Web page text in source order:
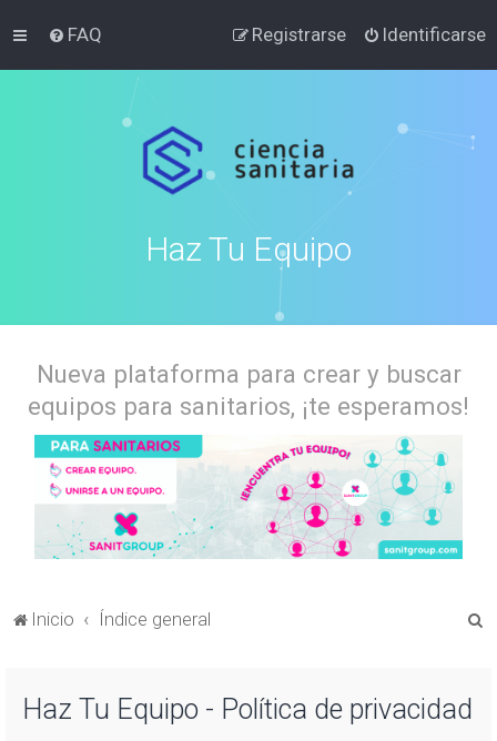
FAQ Identificarse
Registrarse
Haz Tu Equipo
Nueva plataforma para crear y buscar
equipos para sanitarios, ¡te esperamos!
Inicio Índice general
Haz Tu Equipo - Política de privacidad